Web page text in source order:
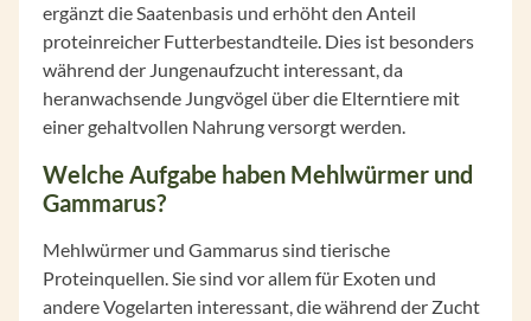
ergänzt die Saatenbasis und erhöht den Anteil
proteinreicher Futterbestandteile. Dies ist besonders
während der Jungenaufzucht interessant, da
heranwachsende Jungvögel über die Elterntiere mit
einer gehaltvollen Nahrung versorgt werden.
Welche Aufgabe haben Mehlwürmer und
Gammarus?
Mehlwürmer und Gammarus sind tierische
Proteinquellen. Sie sind vor allem für Exoten und
andere Vogelarten interessant, die während der Zucht